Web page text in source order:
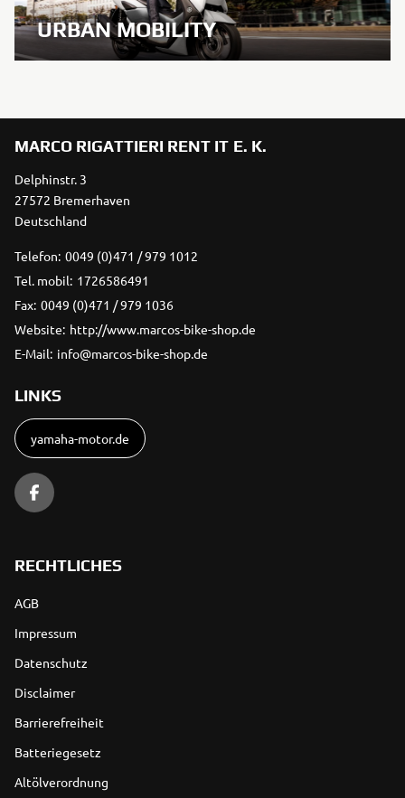
URBAN MOBILITY
MARCO RIGATTIERI RENT IT E. K.
Delphinstr. 3
27572 Bremerhaven
Deutschland
Telefon: 0049 (0)471 / 979 1012
Tel. mobil: 1726586491
Fax: 0049 (0)471 / 979 1036
Website: http://www.marcos-bike-shop.de
E-Mail: info@marcos-bike-shop.de
LINKS
yamaha-motor.de
RECHTLICHES
AGB
Impressum
Datenschutz
Disclaimer
Barrierefreiheit
Batteriegesetz
Altölverordnung